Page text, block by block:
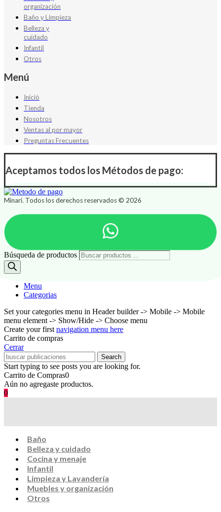
organización
Baño y Limpieza
Belleza y
cuidado
Infantil
Otros
Menú
Inició
Tienda
Nosotros
Ventas al por mayor
Preguntas Frecuentes
Aceptamos todos los Métodos de pago:
Minari. Todos los derechos reservados © 2026
Búsqueda de productos
Menu
Categorias
Set your categories menu in Header builder -> Mobile -> Mobile
menu element -> Show/Hide -> Choose menu
Create your first navigation menu here
Carrito de compras
Cerrar
Search
Start typing to see posts you are looking for.
Carrito de Compras0
Aún no agregaste productos.
0
Baño
Belleza y cuidado
Cocina y menaje
Infantil
Limpieza y Lavandería
Muebles y organización
Otros